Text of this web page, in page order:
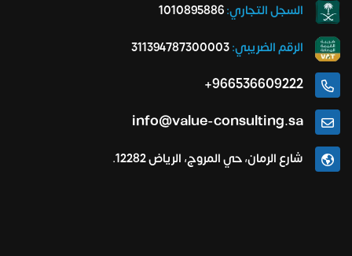
السجل التجاري:1010895886
الرقم الضريبي:311394787300003
966536609222+
info@value-consulting.sa
شارع الرمان، حي المروج، الرياض 12282.